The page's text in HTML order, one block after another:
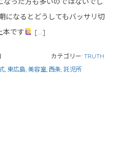
になるとどうしてもバッサリ切
本です
[…]
カテゴリー: TRUTH
, 東広島, 美容室, 西条, 託児所